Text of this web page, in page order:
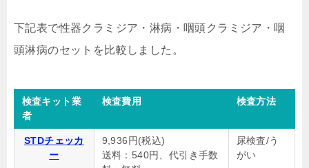
下記表で性器クラミジア・淋病・咽頭クラミジア・咽
頭淋病のセットを比較しました。
検査キット業
者
検査費用 検査方法
STDチェッカ
ー
9,936円(税込)
送料：540円、代引き手数
尿検査/う
がい